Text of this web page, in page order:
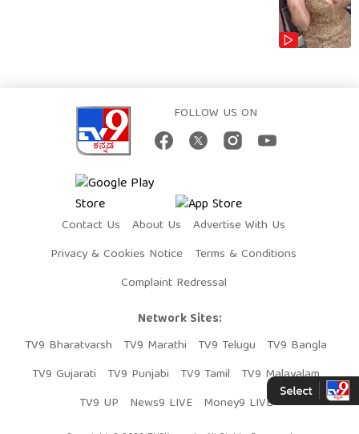
FOLLOW US ON
Contact Us About Us
Advertise With Us
Privacy & Cookies Notice
Terms & Conditions
Complaint Redressal
Network Sites:
TV9 Bharatvarsh
TV9 Marathi TV9 Telugu
TV9 Bangla
TV9 Gujarati
TV9 Punjabi TV9 Tamil
TV9 Malayalam
TV9 UP
News9 LIVE Money9 LIVE